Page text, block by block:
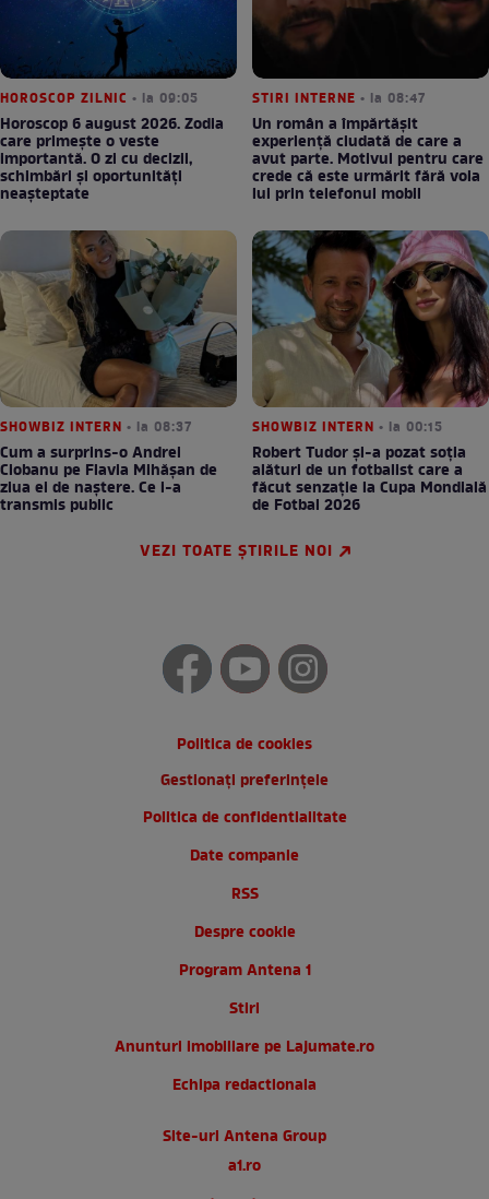
HOROSCOP ZILNIC • la 09:05
Horoscop 6 august 2026. Zodia
care primește o veste
importantă. O zi cu decizii,
schimbări și oportunități
neașteptate
STIRI INTERNE • la 08:47
Un român a împărtășit
experiență ciudată de care a
avut parte. Motivul pentru care
crede că este urmărit fără voia
lui prin telefonul mobil
SHOWBIZ INTERN • la 08:37
Cum a surprins-o Andrei
Ciobanu pe Flavia Mihășan de
ziua ei de naștere. Ce i-a
transmis public
SHOWBIZ INTERN • la 00:15
Robert Tudor și-a pozat soția
alături de un fotbalist care a
făcut senzație la Cupa Mondială
de Fotbal 2026
VEZI TOATE ȘTIRILE NOI
Politica de cookies
Gestionați preferințele
Politica de confidentialitate
Date companie
RSS
Despre cookie
Program Antena 1
Stiri
Anunturi imobiliare pe Lajumate.ro
Echipa redactionala
Site-uri Antena Group
a1.ro